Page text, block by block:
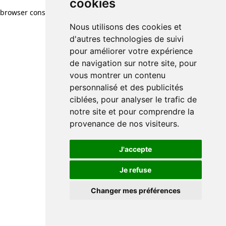
cookies
Nous utilisons des cookies et
d'autres technologies de suivi
pour améliorer votre expérience
de navigation sur notre site, pour
vous montrer un contenu
personnalisé et des publicités
ciblées, pour analyser le trafic de
notre site et pour comprendre la
provenance de nos visiteurs.
J'accepte
Je refuse
Changer mes préférences
browser console for more information)